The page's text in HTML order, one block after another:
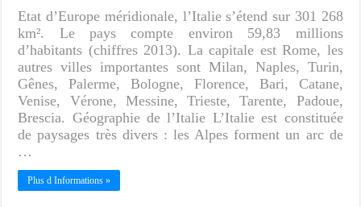
Etat d’Europe méridionale, l’Italie s’étend sur 301 268
km². Le pays compte environ 59,83 millions
d’habitants (chiffres 2013). La capitale est Rome, les
autres villes importantes sont Milan, Naples, Turin,
Gênes, Palerme, Bologne, Florence, Bari, Catane,
Venise, Vérone, Messine, Trieste, Tarente, Padoue,
Brescia. Géographie de l’Italie L’Italie est constituée
de paysages très divers : les Alpes forment un arc de
…
Plus d Informations »